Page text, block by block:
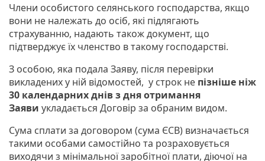
Члени особистого селянського господарства, якщо
вони не належать до осіб, які підлягають
страхуванню, надають також документ, що
підтверджує їх членство в такому господарстві.
З особою, яка подала Заяву, після перевірки
викладених у ній відомостей, у строк не пізніше ніж
30 календарних днів з дня отримання
Заяви укладається Договір за обраним видом.
Сума сплати за договором (сума ЄСВ) визначається
такими особами самостійно та розраховується
виходячи з мінімальної заробітної плати, діючої на